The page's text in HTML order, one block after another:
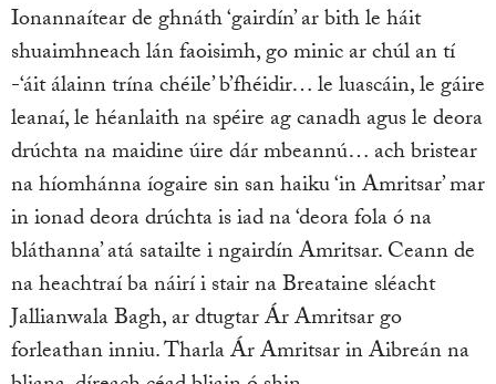
Ionannaítear de ghnáth ‘gairdín’ ar bith le háit
shuaimhneach lán faoisimh, go minic ar chúl an tí
-‘áit álainn trína chéile’ b’fhéidir… le luascáin, le gáire
leanaí, le héanlaith na spéire ag canadh agus le deora
drúchta na maidine úire dár mbeannú… ach bristear
na híomhánna íogaire sin san haiku ‘in Amritsar’ mar
in ionad deora drúchta is iad na ‘deora fola ó na
bláthanna’ atá satailte i ngairdín Amritsar. Ceann de
na heachtraí ba náirí i stair na Breataine sléacht
Jallianwala Bagh, ar dtugtar Ár Amritsar go
forleathan inniu. Tharla Ár Amritsar in Aibreán na